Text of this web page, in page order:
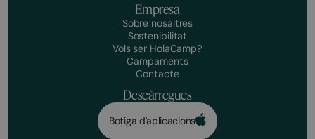
Empresa
Sobre nosaltres
Sostenibilitat
Vols ser HolaCamp?
Campaments
Contacte
Descàrregues
Botiga d'aplicacions